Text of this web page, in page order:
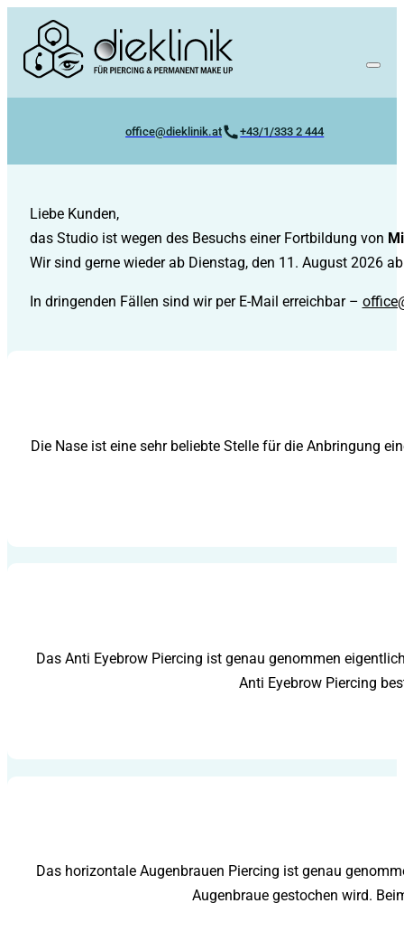
office@dieklinik.at +43/1/333 2 444
Liebe Kunden,
das Studio ist wegen des Besuchs einer Fortbildung von
Wir sind gerne wieder ab Dienstag, den 11. August 2026
In dringenden Fällen sind wir per E-Mail erreichbar –
Die Nase ist eine sehr beliebte Stelle für die Anbringung
Das Anti Eyebrow Piercing ist genau genommen
Anti Eyebrow Piercing
Das horizontale Augenbrauen Piercing ist genau
Augenbraue gestochen wird.